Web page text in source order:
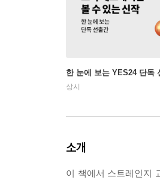
한 눈에 보는 YES24 단독
상시
소개
이 책에서 스트레인지